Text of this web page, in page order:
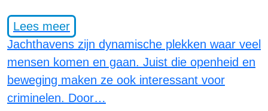
Lees meer
Jachthavens zijn dynamische plekken waar veel
mensen komen en gaan. Juist die openheid en
beweging maken ze ook interessant voor
criminelen. Door…